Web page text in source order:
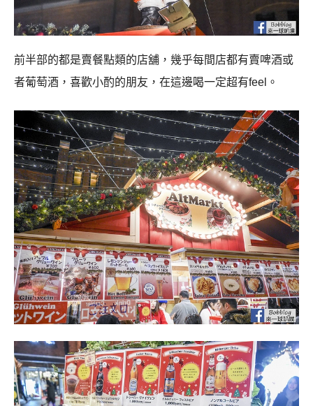
前半部的都是賣餐點類的店舖，幾乎每間店都有賣啤酒或
者葡萄酒，喜歡小酌的朋友，在這邊喝一定超有feel。